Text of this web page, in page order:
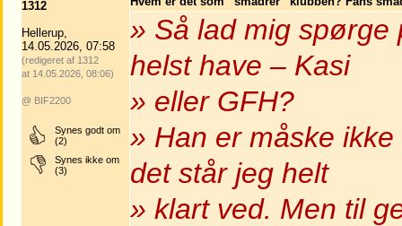
1312
Hellerup,
14.05.2026, 07:58
(redigeret af 1312
at 14.05.2026, 08:06)
@ BIF2200
Synes godt om
(2)
Synes ikke om
(3)
» Så lad mig spørge
helst have – Kasi
» eller GFH?
» Han er måske
det står jeg helt
» klart ved. Men til